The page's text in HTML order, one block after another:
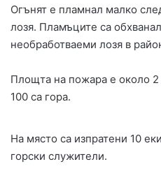
Огънят е пламнал малко
лозя. Пламъците са
необработваеми лозя в
Площта на пожара е около 2
100 са гора.
На място са изпратени 10
горски служители.